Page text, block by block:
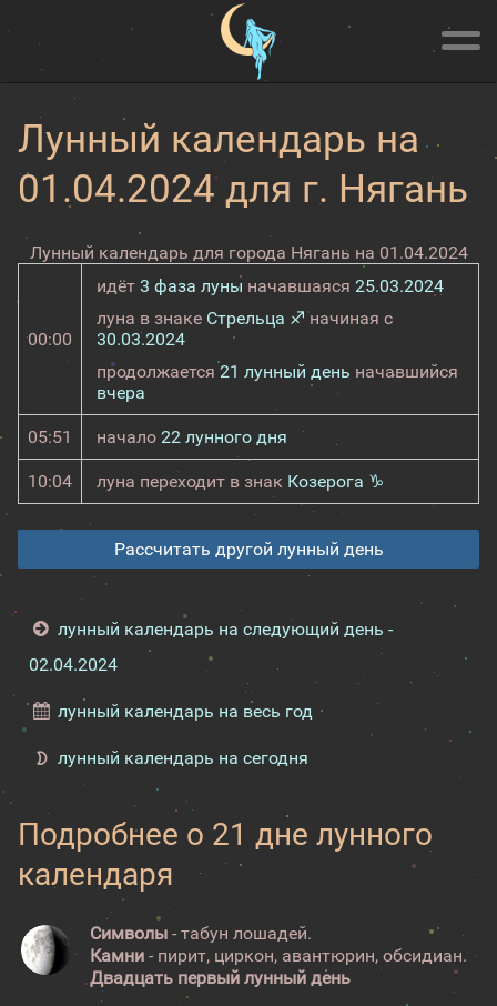
Лунный календарь на
01.04.2024 для г. Нягань
Лунный календарь для города Нягань на 01.04.2024
00:00
идёт 3 фаза луны начавшаяся 25.03.2024
луна в знаке Стрельца ♐начиная с
30.03.2024
продолжается 21 лунный день начавшийся
вчера
05:51 начало 22 лунного дня
10:04 луна переходит в знак Козерога ♑
Рассчитать другой лунный день
лунный календарь на следующий день -
02.04.2024
лунный календарь на весь год
лунный календарь на сегодня
Подробнее о 21 дне лунного
календаря
Символы - табун лошадей.
Камни - пирит, циркон, авантюрин, обсидиан.
Двадцать первый лунный день